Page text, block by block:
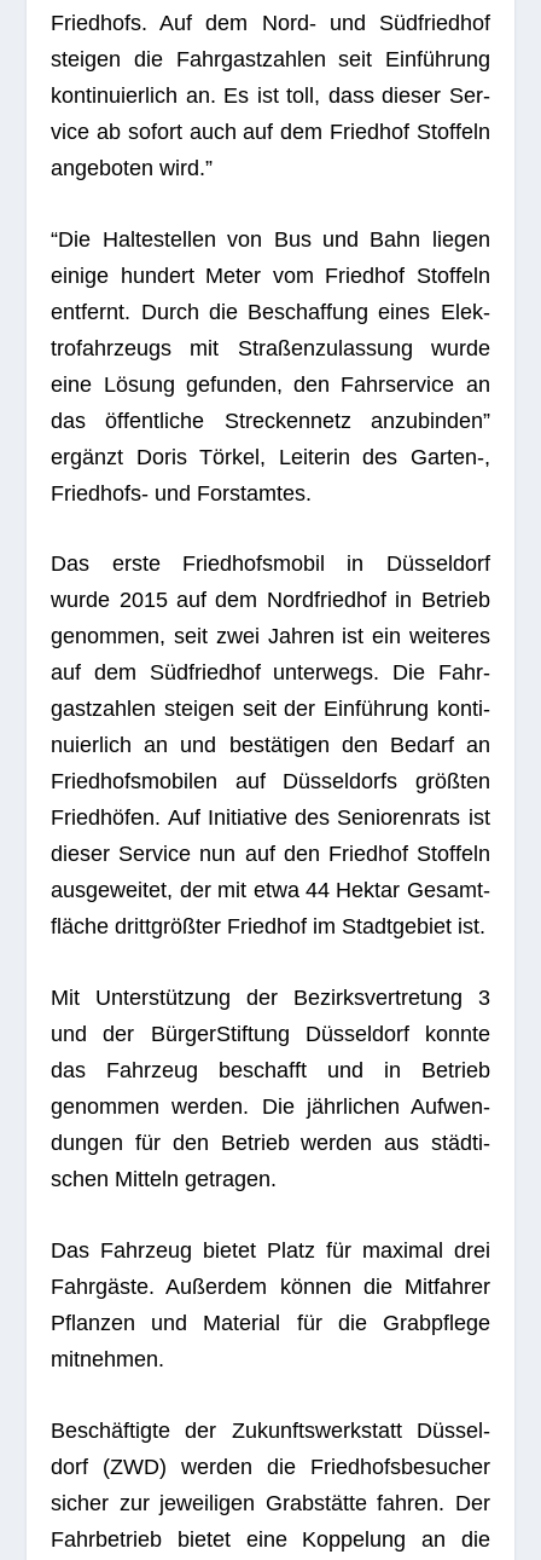
Fried­hofs. Auf dem Nord- und Süd­fried­hof
stei­gen die Fahr­gast­zah­len seit Ein­füh­rung
kon­ti­nu­ier­lich an. Es ist toll, dass die­ser Ser­
vice ab sofort auch auf dem Fried­hof Stof­feln
ange­bo­ten wird.”
“Die Hal­te­stel­len von Bus und Bahn lie­gen
einige hun­dert Meter vom Fried­hof Stof­feln
ent­fernt. Durch die Beschaf­fung eines Elek­
tro­fahr­zeugs mit Stra­ßen­zu­las­sung wurde
eine Lösung gefun­den, den Fahr­ser­vice an
das öffent­li­che Stre­cken­netz anzu­bin­den”
ergänzt Doris Tör­kel, Lei­te­rin des Garten‑,
Fried­hofs- und Forstamtes.
Das erste Fried­hofs­mo­bil in Düs­sel­dorf
wurde 2015 auf dem Nord­fried­hof in Betrieb
genom­men, seit zwei Jah­ren ist ein wei­te­res
auf dem Süd­fried­hof unter­wegs. Die Fahr­
gast­zah­len stei­gen seit der Ein­füh­rung kon­ti­
nu­ier­lich an und bestä­ti­gen den Bedarf an
Fried­hofs­mo­bi­len auf Düs­sel­dorfs größ­ten
Fried­hö­fen. Auf Initia­tive des Senio­ren­rats ist
die­ser Ser­vice nun auf den Fried­hof Stof­feln
aus­ge­wei­tet, der mit etwa 44 Hektar Gesamt­
flä­che dritt­größ­ter Fried­hof im Stadt­ge­biet ist.
Mit Unter­stüt­zung der Bezirks­ver­tre­tung 3
und der Bür­ger­Stif­tung Düs­sel­dorf konnte
das Fahr­zeug beschafft und in Betrieb
genom­men wer­den. Die jähr­li­chen Auf­wen­
dun­gen für den Betrieb wer­den aus städ­ti­
schen Mit­teln getragen.
Das Fahr­zeug bie­tet Platz für maxi­mal drei
Fahr­gäste. Außer­dem kön­nen die Mit­fah­rer
Pflan­zen und Mate­rial für die Grab­pflege
mitnehmen.
Beschäf­tigte der Zukunfts­werk­statt Düs­sel­
dorf (ZWD) wer­den die Fried­hofs­be­su­cher
sicher zur jewei­li­gen Grab­stätte fah­ren. Der
Fahr­be­trieb bie­tet eine Kop­pe­lung an die